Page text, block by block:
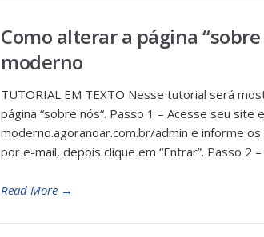
Como alterar a página
moderno
TUTORIAL EM TEXTO Nesse tutorial será
página “sobre nós“. Passo 1 – Acesse seu site
moderno.agoranoar.com.br/admin e informe
por e-mail, depois clique em “Entrar”. Passo 2
Read More →